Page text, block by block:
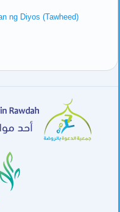
ng Diyos (Tawheed)